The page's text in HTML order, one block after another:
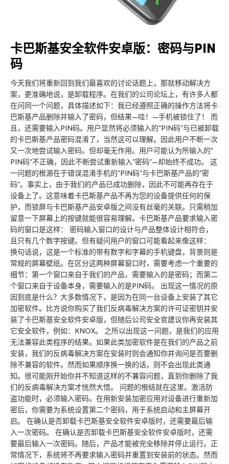
卡巴斯基安全软件安卓版：密码与PIN
码
今天我们将重新回到我们最喜欢的讨论话题上，那就移动解决方
案，更准确地说，是卸载程序。在我们的公司论坛上，有许多人都
在问同一个问题，具体描述如下：我已经遵照正确的操作方法将卡
巴斯基产品删除并输入了密码，但结果—哇！—手机被锁住了！ 而
且，还需要输入PIN码。用户显然将必须输入的”PIN码”与已被卸载
的卡巴斯基产品密码混淆了，当然这可以理解。因此用户不断一次
又一次地尝试输入密码。但却毫无作用。用户可能认为所输入的”
PIN码”不正确，因此不断尝试重新输入”密码”—却始终不成功。 这
一问题的根源在于错误混淆手机的”PIN码”与卡巴斯基产品的”密
码”。事实上，由于我们的产品已成功删除，因此不可能再存在于
设备上了。这意味着卡巴斯基产品不再为您的设备提供任何的保
护，而锁屏与卡巴斯基产品安卓版之间没有丝毫的关联。只需稍加
留意一下屏幕上的按键就能很容易理解。卡巴斯基产品要求输入密
码的窗口是这样： 密码输入窗口的设计与产品整体设计相符合，
且只有几个数字按键。但有疑问用户的窗口可能看起来像这样：
换句话说，这是一个标准的带有数字和字幕的手机键盘，背景则是
常规的屏幕壁纸。在区分这两种屏幕窗口时，需要考虑一个重要的
细节：第一个窗口来自于我们的产品，需要输入的是密码；而第二
个窗口来自于设备本身，需要输入的是PIN码。 出现这一情况的原
因到底是什么？大多数情况下，是因为在同一台设备上安装了其它
加密软件。比方说你购买了我们反病毒解决方案的许可证密钥并安
装了卡巴斯基安全软件安卓版，但随后公司安全官建议你再安装其
它安全软件，例如：KNOX。 之所以出现这一问题，是我们的应用
无法兼容此类程序的结果。如果此类加密软件是在我们的产品之前
安装，我们的反病毒解决方案在安装时则会通知你并询问是否要删
除不兼容的软件。然而如果顺序换一换的话，则不会出现此类通
知。很可能刚开始你并不知道这样的不兼容问题，直到你删除了我
们的反病毒解决方案才恍然大悟。 问题的根结就在这里。激活防
盗功能时，必须输入密码。在用新安装加密应用对设备进行重新加
密后，你需要为系统设置第二个密码，用于系统启动和主屏幕开
启。 在确认是否卸载卡巴斯基安全软件安卓版时，还需要最后输
入一次密码。 在确认是否卸载卡巴斯基安全软件安卓版时，还需
要最后输入一次密码。随后，产品才能被完全移除并停止运行。正
常情况下，系统将不再要求输入密码并重置到安装前的状态。然而